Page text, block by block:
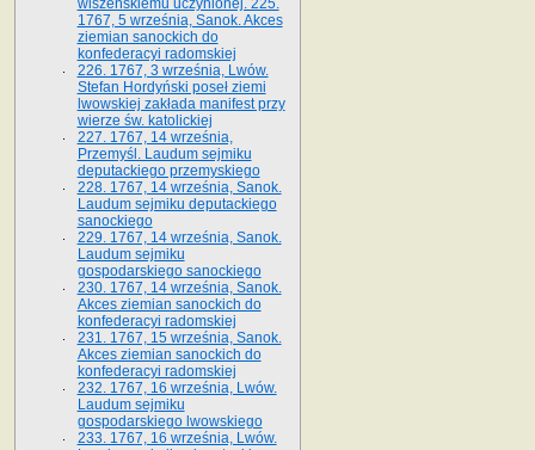
wiszeńskiemu uczynionej. 225.
1767, 5 września, Sanok. Akces
ziemian sanockich do
konfederacyi radomskiej
226. 1767, 3 września, Lwów.
Stefan Hordyński poseł ziemi
lwowskiej zakłada manifest przy
wierze św. ka­tolickiej
227. 1767, 14 września,
Przemyśl. Laudum sejmiku
deputackiego przemyskiego
228. 1767, 14 września, Sanok.
Laudum sejmiku deputackiego
sanockiego
229. 1767, 14 września, Sanok.
Laudum sejmiku
gospodarskiego sanockiego
230. 1767, 14 września, Sanok.
Akces ziemian sanockich do
konfederacyi radomskiej
231. 1767, 15 września, Sanok.
Akces ziemian sanockich do
konfederacyi radomskiej
232. 1767, 16 września, Lwów.
Laudum sejmiku
gospodarskiego lwowskiego
233. 1767, 16 września, Lwów.